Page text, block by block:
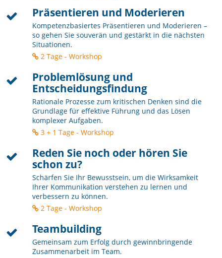
Präsentieren und Moderieren
Kompetenzbasiertes Präsentieren und Moderieren –
so gehen Sie souverän und gestärkt in die nächsten
Situationen.
2 Tage - Workshop
Problemlösung und
Entscheidungsfindung
Rationale Prozesse zum kritischen Denken sind die
Grundlage für effektive Führung und das Lösen
komplexer Aufgaben.
3 + 1 Tage - Workshop
Reden Sie noch oder hören Sie
schon zu?
Schärfen Sie Ihr Bewusstsein, um die Wirksamkeit
Ihrer Kommunikation verstehen zu lernen und
verbessern zu können.
2 Tage - Workshop
Teambuilding
Gemeinsam zum Erfolg durch gewinnbringende
Zusammenarbeit im Team.